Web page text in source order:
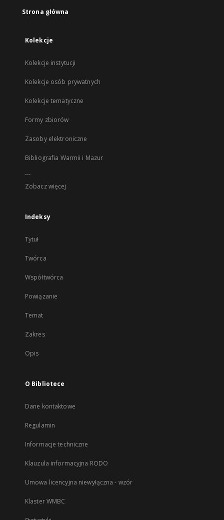
Strona główna
Kolekcje
Kolekcje instytucji
Kolekcje osób prywatnych
Kolekcje tematyczne
Formy zbiorów
Zasoby elektroniczne
Bibliografia Warmii i Mazur
...
Zobacz więcej
Indeksy
Tytuł
Twórca
Współtwórca
Powiązanie
Temat
Zakres
Opis
O Bibliotece
Dane kontaktowe
Regulamin
Informacje techniczne
Klauzula informacyjna RODO
Umowa licencyjna niewyłączna - wzór
Klaster WMBC